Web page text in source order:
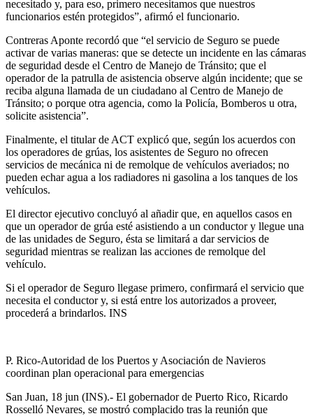
necesitado y, para eso, primero necesitamos que nuestros
funcionarios estén protegidos”, afirmó el funcionario.
Contreras Aponte recordó que “el servicio de Seguro se puede
activar de varias maneras: que se detecte un incidente en las cámaras
de seguridad desde el Centro de Manejo de Tránsito; que el
operador de la patrulla de asistencia observe algún incidente; que se
reciba alguna llamada de un ciudadano al Centro de Manejo de
Tránsito; o porque otra agencia, como la Policía, Bomberos u otra,
solicite asistencia”.
Finalmente, el titular de ACT explicó que, según los acuerdos con
los operadores de grúas, los asistentes de Seguro no ofrecen
servicios de mecánica ni de remolque de vehículos averiados; no
pueden echar agua a los radiadores ni gasolina a los tanques de los
vehículos.
El director ejecutivo concluyó al añadir que, en aquellos casos en
que un operador de grúa esté asistiendo a un conductor y llegue una
de las unidades de Seguro, ésta se limitará a dar servicios de
seguridad mientras se realizan las acciones de remolque del
vehículo.
Si el operador de Seguro llegase primero, confirmará el servicio que
necesita el conductor y, si está entre los autorizados a proveer,
procederá a brindarlos. INS
P. Rico-Autoridad de los Puertos y Asociación de Navieros
coordinan plan operacional para emergencias
San Juan, 18 jun (INS).- El gobernador de Puerto Rico, Ricardo
Rosselló Nevares, se mostró complacido tras la reunión que